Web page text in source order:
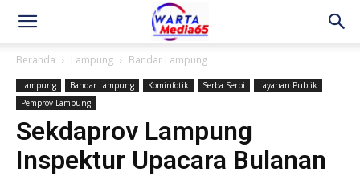
Beranda Lampung Bandar Lampung
Lampung Bandar Lampung Kominfotik Serba Serbi
Layanan Publik
Pemprov Lampung
Sekdaprov Lampung
Inspektur Upacara Bulanan